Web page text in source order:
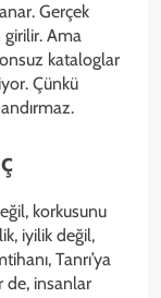
Gerçek
girilir. Ama
kataloglar
Çünkü
korkusunu
iyilik değil,
Tanrı’ya
de, insanlar